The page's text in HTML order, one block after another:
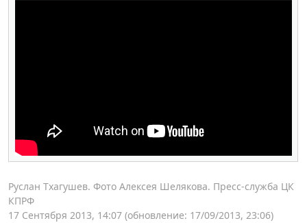
Руслан Тхагушев. Фото Алексея Шелякова. Пресс-служба ЦК
КПРФ
17 Сентября 2013, 14:07 (обновление: 17/09/2013, 23:06)